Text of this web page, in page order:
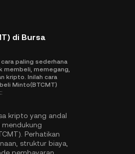
di Bursa
paling sederhana
membeli, memegang,
kripto. Inilah cara
Minto(BTCMT)
kripto yang andal
Perhatikan
struktur biaya,